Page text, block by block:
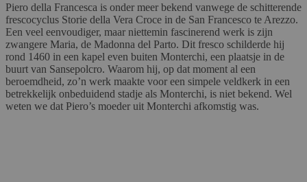
Piero della Francesca is onder meer bekend vanwege de schitterende
frescocyclus Storie della Vera Croce in de San Francesco te Arezzo.
Een veel eenvoudiger, maar niettemin fascinerend werk is zijn
zwangere Maria, de Madonna del Parto. Dit fresco schilderde hij
rond 1460 in een kapel even buiten Monterchi, een plaatsje in de
buurt van Sansepolcro. Waarom hij, op dat moment al een
beroemdheid, zo’n werk maakte voor een simpele veldkerk in een
betrekkelijk onbeduidend stadje als Monterchi, is niet bekend. Wel
weten we dat Piero’s moeder uit Monterchi afkomstig was.